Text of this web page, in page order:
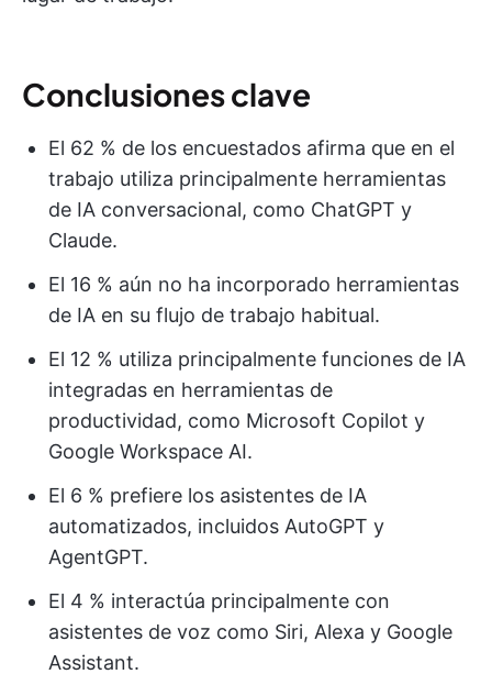
Conclusiones clave
El 62 % de los encuestados afirma que en el
trabajo utiliza principalmente herramientas
de IA conversacional, como ChatGPT y
Claude.
El 16 % aún no ha incorporado herramientas
de IA en su flujo de trabajo habitual.
El 12 % utiliza principalmente funciones de IA
integradas en herramientas de
productividad, como Microsoft Copilot y
Google Workspace AI.
El 6 % prefiere los asistentes de IA
automatizados, incluidos AutoGPT y
AgentGPT.
El 4 % interactúa principalmente con
asistentes de voz como Siri, Alexa y Google
Assistant.